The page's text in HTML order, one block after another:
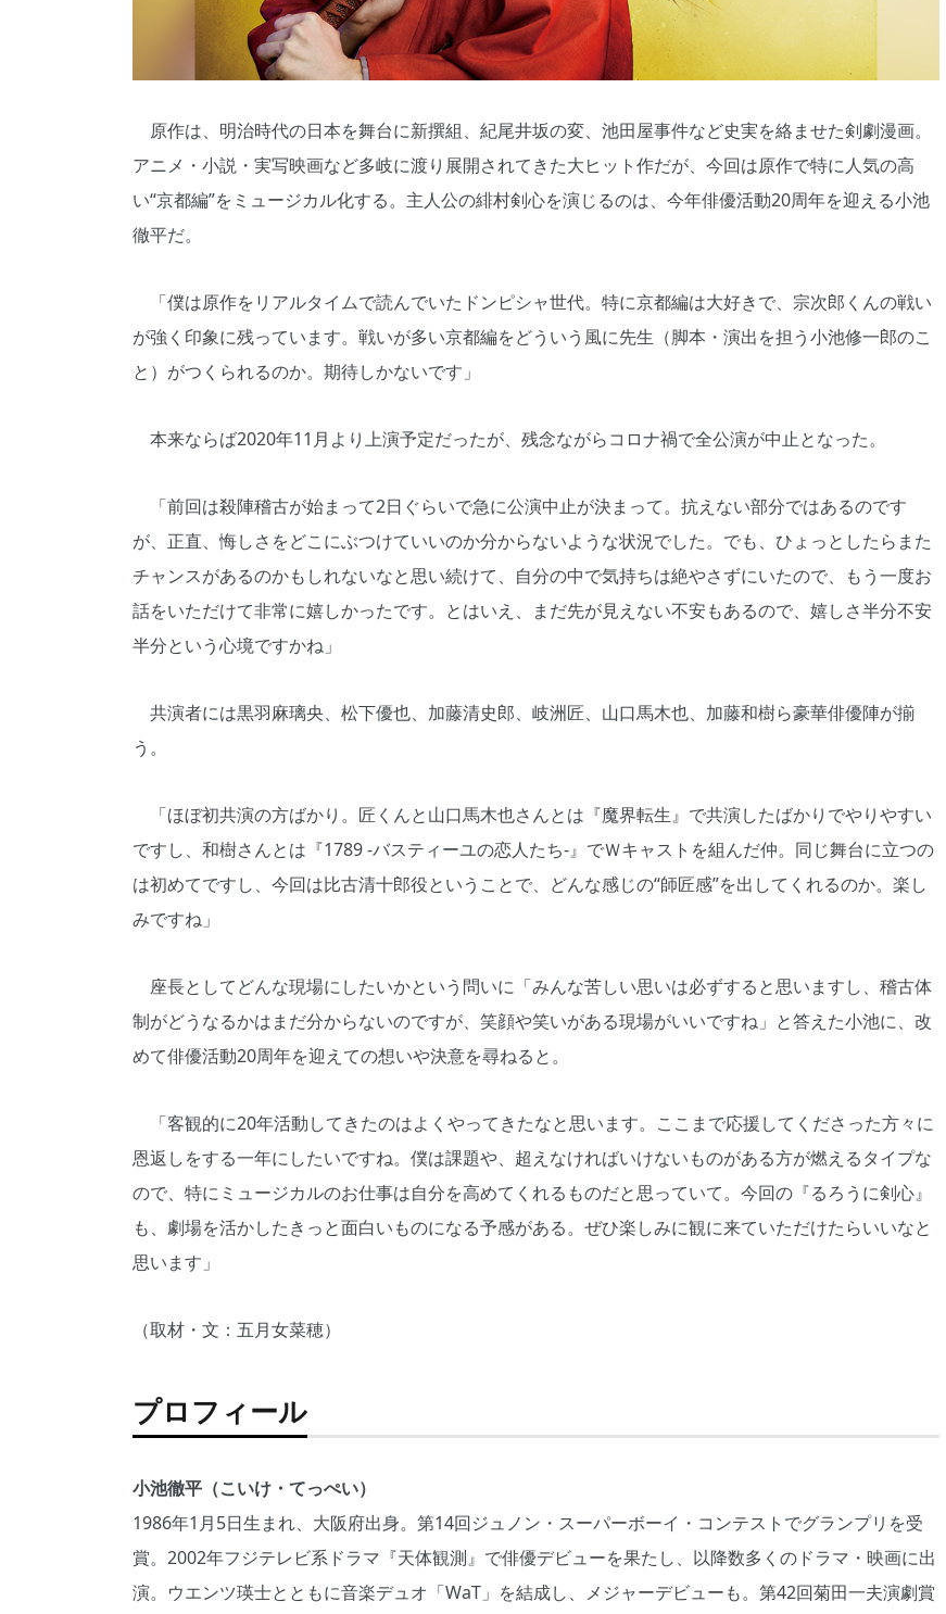
原作は、明治時代の日本を舞台に新撰組、紀尾井坂の変、池田屋事件など史実を絡ませた剣劇漫画。
アニメ・小説・実写映画など多岐に渡り展開されてきた大ヒット作だが、今回は原作で特に人気の高
い“京都編”をミュージカル化する。主人公の緋村剣心を演じるのは、今年俳優活動20周年を迎える小池
徹平だ。
「僕は原作をリアルタイムで読んでいたドンピシャ世代。特に京都編は大好きで、宗次郎くんの戦い
が強く印象に残っています。戦いが多い京都編をどういう風に先生（脚本・演出を担う小池修一郎のこ
と）がつくられるのか。期待しかないです」
本来ならば2020年11月より上演予定だったが、残念ながらコロナ禍で全公演が中止となった。
「前回は殺陣稽古が始まって2日ぐらいで急に公演中止が決まって。抗えない部分ではあるのです
が、正直、悔しさをどこにぶつけていいのか分からないような状況でした。でも、ひょっとしたらまた
チャンスがあるのかもしれないなと思い続けて、自分の中で気持ちは絶やさずにいたので、もう一度お
話をいただけて非常に嬉しかったです。とはいえ、まだ先が見えない不安もあるので、嬉しさ半分不安
半分という心境ですかね」
共演者には黒羽麻璃央、松下優也、加藤清史郎、岐洲匠、山口馬木也、加藤和樹ら豪華俳優陣が揃
う。
「ほぼ初共演の方ばかり。匠くんと山口馬木也さんとは『魔界転生』で共演したばかりでやりやすい
ですし、和樹さんとは『1789 -バスティーユの恋人たち-』でＷキャストを組んだ仲。同じ舞台に立つの
は初めてですし、今回は比古清十郎役ということで、どんな感じの“師匠感”を出してくれるのか。楽し
みですね」
座長としてどんな現場にしたいかという問いに「みんな苦しい思いは必ずすると思いますし、稽古体
制がどうなるかはまだ分からないのですが、笑顔や笑いがある現場がいいですね」と答えた小池に、改
めて俳優活動20周年を迎えての想いや決意を尋ねると。
「客観的に20年活動してきたのはよくやってきたなと思います。ここまで応援してくださった方々に
恩返しをする一年にしたいですね。僕は課題や、超えなければいけないものがある方が燃えるタイプな
ので、特にミュージカルのお仕事は自分を高めてくれるものだと思っていて。今回の『るろうに剣心』
も、劇場を活かしたきっと面白いものになる予感がある。ぜひ楽しみに観に来ていただけたらいいなと
思います」
（取材・文：五月女菜穂）
プロフィール
小池徹平（こいけ・てっぺい）
1986年1月5日生まれ、大阪府出身。第14回ジュノン・スーパーボーイ・コンテストでグランプリを受
賞。2002年フジテレビ系ドラマ『天体観測』で俳優デビューを果たし、以降数多くのドラマ・映画に出
演。ウエンツ瑛士とともに音楽デュオ「WaT」を結成し、メジャーデビューも。第42回菊田一夫演劇賞